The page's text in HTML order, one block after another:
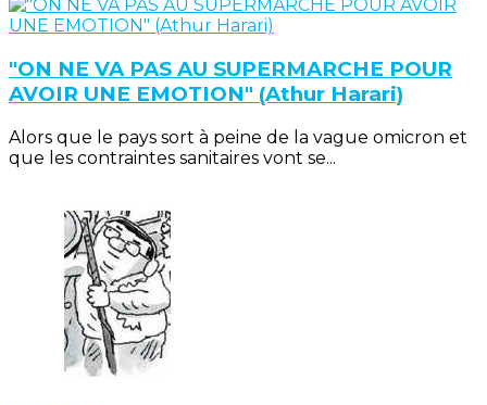
"ON NE VA PAS AU SUPERMARCHE POUR
AVOIR UNE EMOTION" (Athur Harari)
Alors que le pays sort à peine de la vague omicron et
que les contraintes sanitaires vont se...